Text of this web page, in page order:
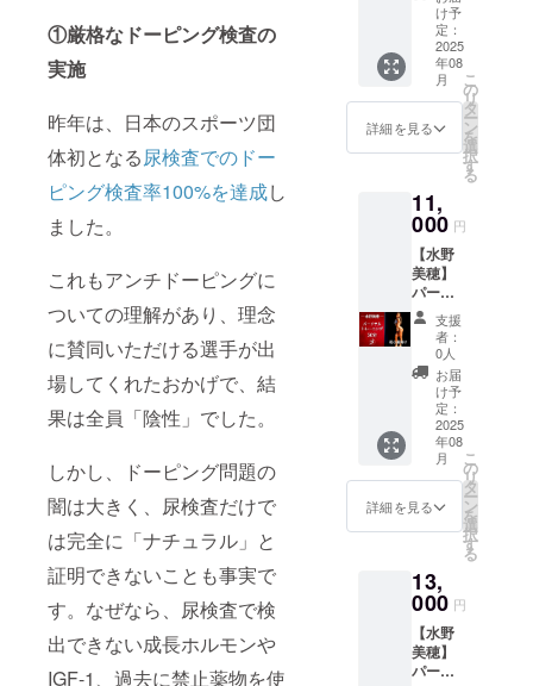
①厳格なドーピング検査の
実施
昨年は、日本のスポーツ団
体初となる尿検査でのドー
ピング検査率100%を達成し
ました。
これもアンチドーピングに
ついての理解があり、理念
に賛同いただける選手が出
場してくれたおかげで、結
果は全員「陰性」でした。
しかし、ドーピング問題の
闇は大きく、尿検査だけで
は完全に「ナチュラル」と
証明できないことも事実で
す。なぜなら、尿検査で検
出できない成長ホルモンや
IGF-1、過去に禁止薬物を使
す。
よって
は催事
を一時
中断さ
せてい
ただき
ます。
理をお
願いい
たしま
す。紛
失・盗
難等の
責任は
負いか
ねま
す。
に設定
の上、
通話は
ご遠慮
くださ
い。 ​ ​そ
の他 ・
生した
場合に
は、主
催者の
判断に
より入
場者の
安全確
認を優
先し、
場合に
よって
は催事
を一時
中断さ
せてい
ただき
自で管
理をお
願いい
たしま
す。紛
失・盗
でのお
願い ・​​
ホール
内での
飲食は
禁止と
させて
いただ
きま
ミは必
ずお持
ち帰り
くださ
い。 ・
携帯電
話はマ
ナー
モード
に設定
の上、
通話は
ご遠慮
くださ
い。 ​ ​そ
の他 ・
地震ま
場合に
は、主
催者の
判断に
より入
場者の
影は可
能です
が、三
脚を使
用して
の撮影
はご遠
慮くだ
さい。
レフで
の撮影
をされ
る場合
は必ず
撮影申
請をご
提出く
ださ
い。 ​ ​ ​ ​
会場内
でのお
願い ・​​
ホール
内での
飲食は
禁止と
させて
いただ
す。ゴ
ミは必
ずお持
ち帰り
くださ
い。 ・
となり
ます。
・3歳以
下の場
合は、
保護者
様と同
席で観
能で
す。 ​ ​ ​ ​
撮影に
ついて
・スマ
ホ、デ
ジタル
カメラ
での撮
影は可
能です
が、三
脚を使
用して
の撮影
はご遠
慮くだ
さい。
・一眼
の撮影
をされ
る場合
は必ず
撮影申
請をご
す。 場
所：
zoom
期限：
発行日
から6ヶ
月以内
公式ラ
インよ
り日程
の調整
をお願
いしま
す
(https://
lin.ee/1
ZtBB4v
礼の
メッ
セージ
●二星茜
のポー
ジング
パーソ
ナル(80
分) 20
能改善
&w-up
60分
ポージ
ング 場
所：
Trem明
石店 期
限：発
行日か
ら6ヶ月
以内 予
約：イ
ンスタ
グラム
DM ※イ
ンスタ
整をお
願いし
ます
(https://
www.in
stagra
け予
定：
2025
年08
月
詳細を見る
こ
の
リ
タ
ー
ン
を
選
択
す
る
11,
000 円
【水野
美穂】
パーソ
ナルト
レーニ
ング50
分 / 初心
者向け
●お礼の
メッ
セージ
●水野美
穂の
パーソ
ナルト
レーニ
分) 桃尻
トレー
ニング
♡(初心
者向け)
〜今よ
支援
者：
0人
お届
け予
定：
2025
年08
月
詳細を見る
こ
の
リ
タ
ー
ン
を
選
択
す
る
13,
000 円
【水野
美穂】
パーソ